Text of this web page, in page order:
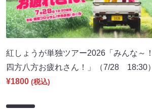
紅しょうが単独ツアー2026「みんな～！
四方八方お疲れさん！」（7/28 18:30）
¥1800 (税込)